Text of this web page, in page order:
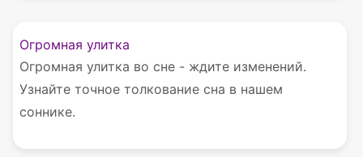
Огромная улитка
Огромная улитка во сне - ждите изменений.
Узнайте точное толкование сна в нашем
соннике.